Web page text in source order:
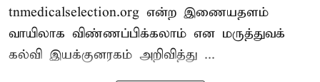
tnmedicalselection.org என்ற இணையதளம்
வாயிலாக விண்ணப்பிக்கலாம் என மருத்துவக்
கல்வி இயக்குனரகம் அறிவித்து ...